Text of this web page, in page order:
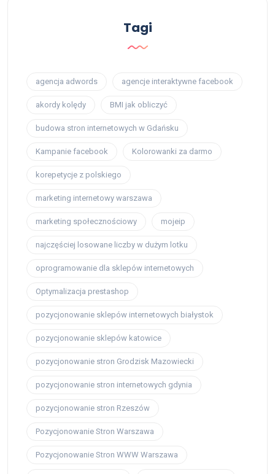
Tagi
agencja adwords agencje interaktywne facebook
akordy kolędy BMI jak obliczyć
budowa stron internetowych w Gdańsku
Kampanie facebook Kolorowanki za darmo
korepetycje z polskiego
marketing internetowy warszawa
marketing społecznościowy mojeip
najczęściej losowane liczby w dużym lotku
oprogramowanie dla sklepów internetowych
Optymalizacja prestashop
pozycjonowanie sklepów internetowych białystok
pozycjonowanie sklepów katowice
pozycjonowanie stron Grodzisk Mazowiecki
pozycjonowanie stron internetowych gdynia
pozycjonowanie stron Rzeszów
Pozycjonowanie Stron Warszawa
Pozycjonowanie Stron WWW Warszawa